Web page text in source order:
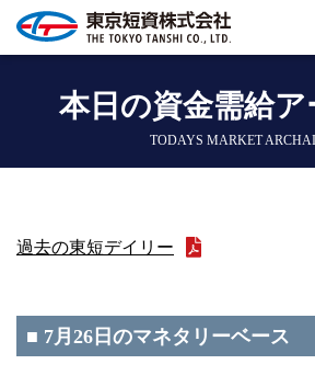
本日の資金需給
TODAYS MARKET
過去の東短デイリー
■ 7月26日のマネタリーベース